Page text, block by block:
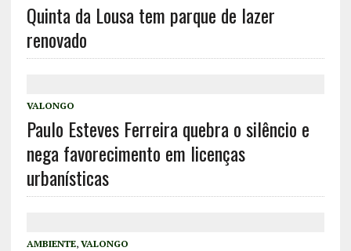
Quinta da Lousa tem parque de lazer
renovado
VALONGO
Paulo Esteves Ferreira quebra o silêncio e
nega favorecimento em licenças
urbanísticas
AMBIENTE, VALONGO